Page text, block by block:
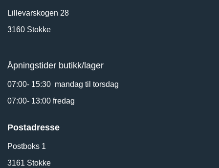
Lillevarskogen 28
3160 Stokke
Åpningstider butikk/lager
07:00- 15:30 mandag til torsdag
07:00- 13:00 fredag
Postadresse
Postboks 1
3161 Stokke